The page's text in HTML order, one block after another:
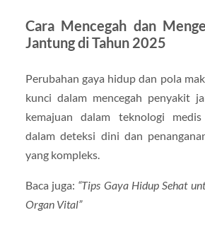
Cara Mencegah dan
Jantung di Tahun 2025
Perubahan gaya hidup dan pola
kunci dalam mencegah penyakit
kemajuan dalam teknologi
dalam deteksi dini dan
yang kompleks.
Baca juga: “Tips Gaya Hidup Sehat
Organ Vital”